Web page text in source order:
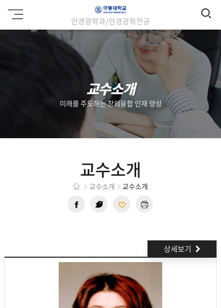
극
동
대
학
안경광학과/안경광학전공
검
교수소개
미래를 주도하는 창의융합 인재 양성
교수소개
교수소개 교수소개
상세보기